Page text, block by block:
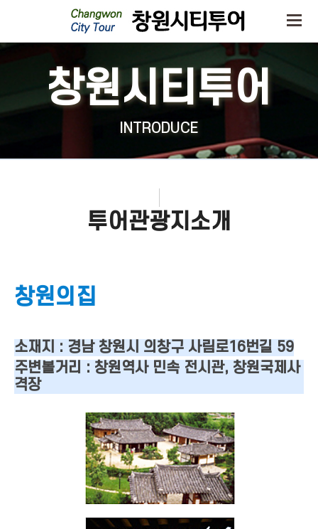
창원시티투어
INTRODUCE
투어관광지소개
창원의집
소재지 : 경남 창원시 의창구 사림로16번길 59
주변볼거리 : 창원역사 민속 전시관, 창원국제사
격장